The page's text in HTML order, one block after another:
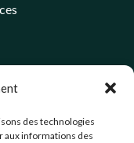
des technologies
aux informations des